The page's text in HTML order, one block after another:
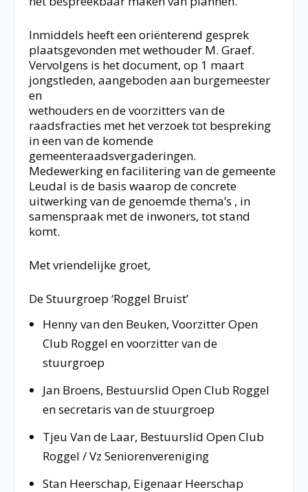
Inmiddels heeft een oriënterend gesprek
plaatsgevonden met wethouder M. Graef.
Vervolgens is het document, op 1 maart
jongstleden, aangeboden aan burgemeester
en
wethouders en de voorzitters van de
raadsfracties met het verzoek tot bespreking
in een van de komende
gemeenteraadsvergaderingen.
Medewerking en facilitering van de gemeente
Leudal is de basis waarop de concrete
uitwerking van de genoemde thema’s , in
samenspraak met de inwoners, tot stand
komt.
Met vriendelijke groet,
De Stuurgroep ‘Roggel Bruist’
Henny van den Beuken, Voorzitter Open
Club Roggel en voorzitter van de
stuurgroep
Jan Broens, Bestuurslid Open Club Roggel
en secretaris van de stuurgroep
Tjeu Van de Laar, Bestuurslid Open Club
Roggel / Vz Seniorenvereniging
Stan Heerschap, Eigenaar Heerschap